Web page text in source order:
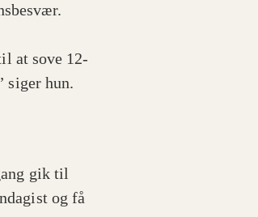
at sove 12-
siger hun.
gik til
og få